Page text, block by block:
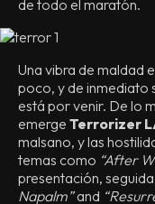
de todo el maratón.
Una vibra de maldad
poco, y de inmediato
está por venir. De lo
emerge Terrorizer
malsano, y las
temas como “After
presentación,
Napalm”and